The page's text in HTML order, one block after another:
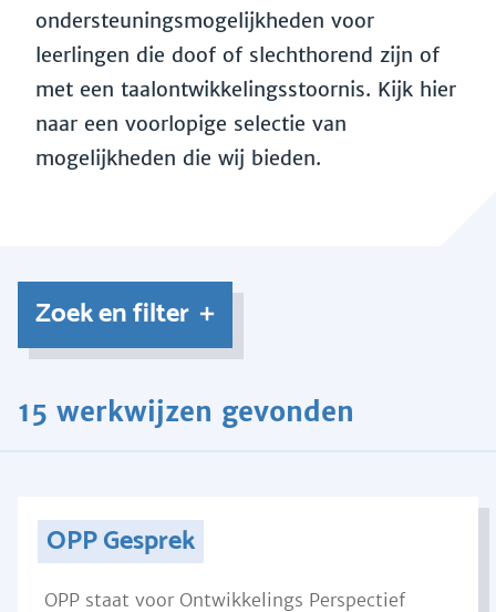
ondersteuningsmogelijkheden voor
leerlingen die doof of slechthorend zijn of
met een taalontwikkelingsstoornis. Kijk hier
naar een voorlopige selectie van
mogelijkheden die wij bieden.
Zoek en filter
15 werkwijzen gevonden
OPP Gesprek
OPP staat voor Ontwikkelings Perspectief